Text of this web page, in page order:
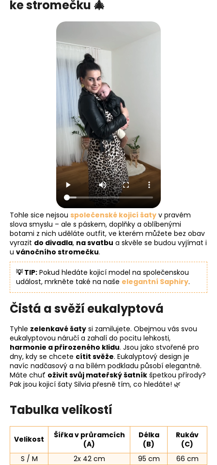
ke stromečku 🎄
Tohle sice nejsou společenské kojicí šaty v pravém
slova smyslu – ale s páskem, doplňky a oblíbenými
botami z nich uděláte outfit, ve kterém můžete bez obav
vyrazit do divadla, na svatbu a skvěle se budou vyjímat i
u vánočního stromečku.
💡 TIP: Pokud hledáte kojicí model na společenskou
událost, mrkněte také na naše elegantní Saphiry.
Čistá a svěží eukalyptová
Tyhle zelenkavé šaty si zamilujete. Obejmou vás svou
eukalyptovou náručí a zahalí do pocitu lehkosti,
harmonie a přirozeného klidu. Jsou jako stvořené pro
dny, kdy se chcete cítit svěže. Eukalyptový design je
navíc nadčasový a na bílém podkladu působí elegantně.
Máte chuť oživit svůj mateřský šatník špetkou přírody?
Pak jsou kojicí šaty Silvia přesně tím, co hledáte! 🌿
Tabulka velikostí
Velikost
Šířka v průramcích
(A)
Délka
(B)
Rukáv
(C)
S / M
2x 42 cm 95 cm
66 cm